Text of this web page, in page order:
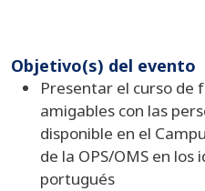
Objetivo(s) del evento
Presentar el curso de
amigables con las
disponible en el
de la OPS/OMS en
portugués